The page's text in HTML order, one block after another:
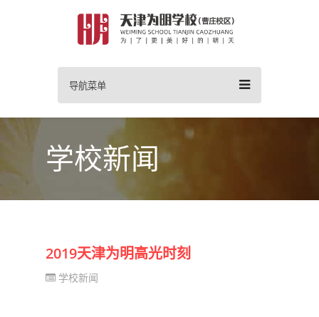
导航菜单
学校新闻
2019天津为明高光时刻
学校新闻